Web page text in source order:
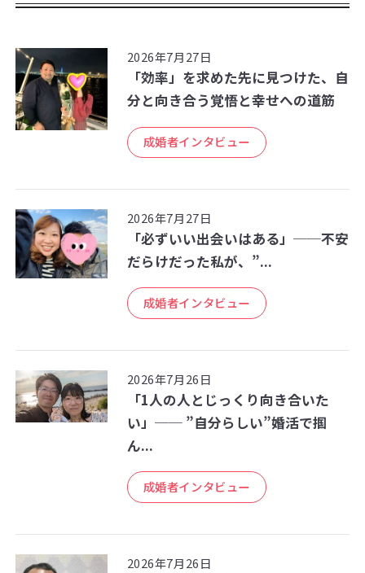
2026年7月27日
「効率」を求めた先に見つけた、自
分と向き合う覚悟と幸せへの道筋
成婚者インタビュー
2026年7月27日
「必ずいい出会いはある」──不安
だらけだった私が、”...
成婚者インタビュー
2026年7月26日
「1人の人とじっくり向き合いた
い」── ”自分らしい”婚活で掴
ん...
成婚者インタビュー
2026年7月26日